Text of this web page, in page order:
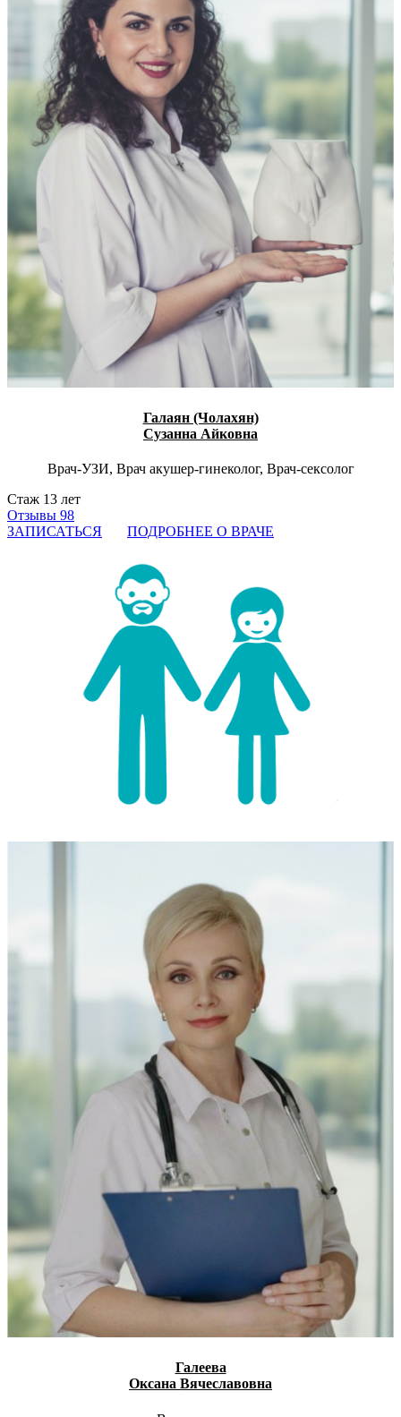
Галаян (Чолахян)
Сузанна Айковна
Врач-УЗИ, Врач акушер-гинеколог, Врач-сексолог
Стаж 13 лет
Отзывы 98
ЗАПИСАТЬСЯ
ПОДРОБНЕЕ О ВРАЧЕ
Галеева
Оксана Вячеславовна